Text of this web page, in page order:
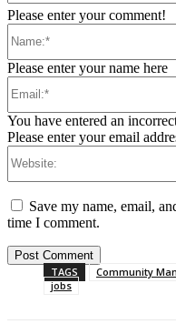
Please enter your comment!
Please enter your name here
You have entered an
Please enter your email
Save my name, email,
time I comment.
TAGS Community
jobs